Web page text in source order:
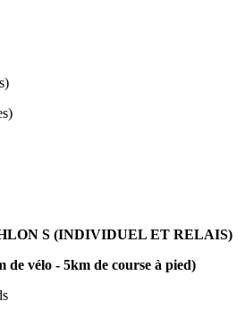
S (INDIVIDUEL ET RELAIS)
de vélo - 5km de course à pied)